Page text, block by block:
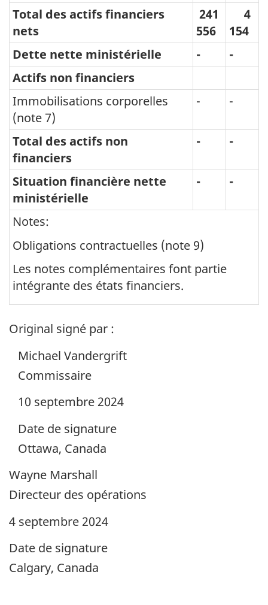
Total des actifs financiers
nets
241
556
4
154
Dette nette ministérielle
-
-
Actifs non financiers
Immobilisations corporelles
(note 7)
- -
Total des actifs non
financiers
- -
Situation financière nette
ministérielle
- -
Notes:
Obligations contractuelles (note 9)
Les notes complémentaires font partie
intégrante des états financiers.
Original signé par :
Michael Vandergrift
Commissaire
10 septembre 2024
Date de signature
Ottawa, Canada
Wayne Marshall
Directeur des opérations
4 septembre 2024
Date de signature
Calgary, Canada